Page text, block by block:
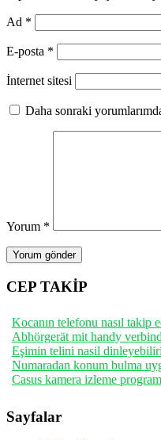
Ad *
E-posta *
İnternet sitesi
Daha sonraki
Yorum *
CEP TAKİP
Kocanın telefonu nasıl takip
Abhörgerät mit handy
Eşimin telini nasil
Numaradan konum bulma
Casus kamera izleme
Sayfalar